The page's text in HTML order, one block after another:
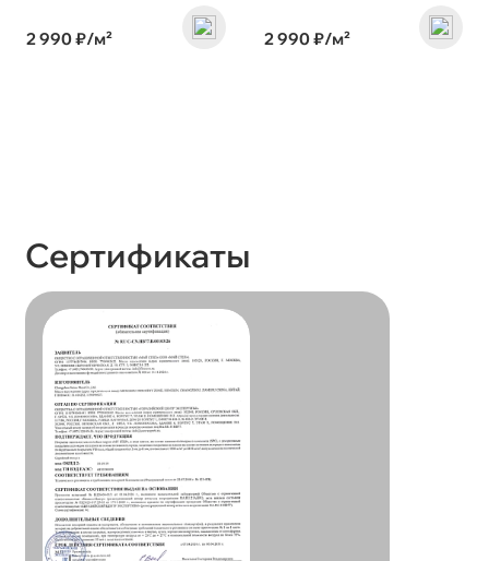
2 990 ₽/м² 2 990 ₽/м²
Сертификаты